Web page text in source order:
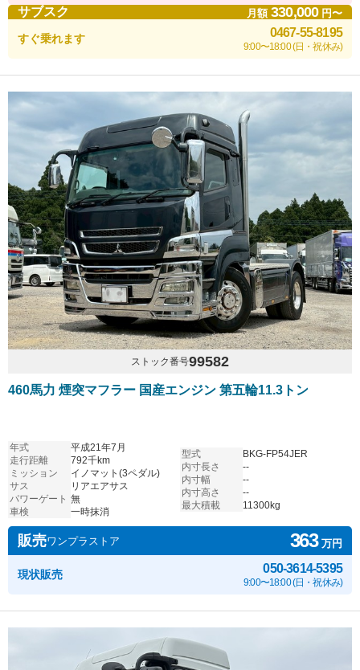
サブスク 月額330,000円〜
すぐ乗れます 0467-55-8195
9:00〜18:00 (日・祝休み)
ストック番号99582
460馬力 煙突マフラー 国産エンジン 第五輪11.3トン
年式
平成21年7月
走行距離
792千km
ミッション
イノマット(3ペダル)
サス
リアエアサス
パワーゲート 無
車検
一時抹消
型式
BKG-FP54JER
内寸長さ
--
内寸幅
--
内寸高さ
--
最大積載
11300kg
販売ワンプラストア 363万円
現状販売 050-3614-5395
9:00〜18:00 (日・祝休み)